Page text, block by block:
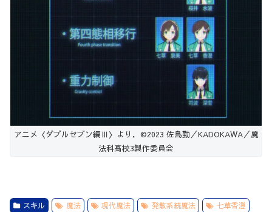
アニメ〈ダブルセブン編Ⅲ〉より．©2023 佐島勤／KADOKAWA／魔
法科高校3製作委員会
スキル 魔法 現代魔法 発散系統魔法
七草香澄